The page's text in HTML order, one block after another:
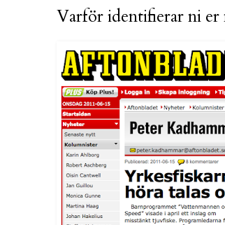
Varför identifierar ni er